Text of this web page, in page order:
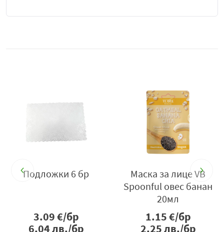
Подложки 6 бр
3.09€/бр
6.04лв./бр
Маска за лице VB
Spoonful овес банан
20мл
1.15€/бр
2.25лв./бр